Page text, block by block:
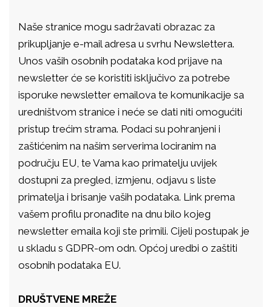
Naše stranice mogu sadržavati obrazac za
prikupljanje e-mail adresa u svrhu Newslettera.
Unos vaših osobnih podataka kod prijave na
newsletter će se koristiti isključivo za potrebe
isporuke newsletter emailova te komunikacije sa
uredništvom stranice i neće se dati niti omogućiti
pristup trećim strama. Podaci su pohranjeni i
zaštićenim na našim serverima lociranim na
području EU, te Vama kao primatelju uvijek
dostupni za pregled, izmjenu, odjavu s liste
primatelja i brisanje vaših podataka. Link prema
vašem profilu pronađite na dnu bilo kojeg
newsletter emaila koji ste primili. Cijeli postupak je
u skladu s GDPR-om odn. Općoj uredbi o zaštiti
osobnih podataka EU.
DRUŠTVENE MREŽE